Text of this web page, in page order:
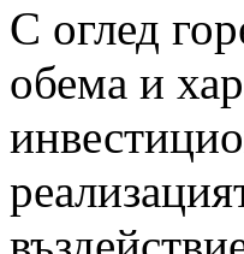
С оглед
обема и